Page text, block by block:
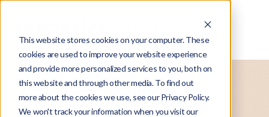
This website stores cookies on your computer. These
cookies are used to improve your website experience
and provide more personalized services to you, both on
this website and through other media. To find out
more about the cookies we use, see our Privacy Policy.
We won't track your information when you visit our